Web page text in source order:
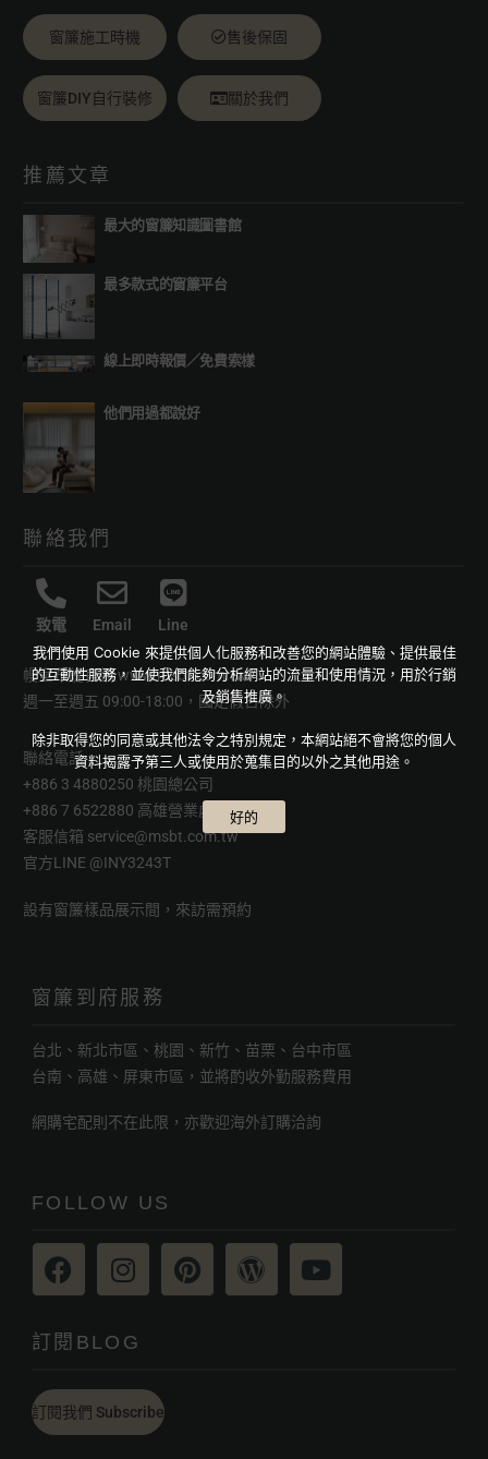
窗簾施工時機 售後保固
窗簾DIY自行裝修 關於我們
推薦文章
最大的窗簾知識圖書館
最多款式的窗簾平台
線上即時報價／免費索樣
他們用過都說好
聯絡我們
致電 Email Line
幔室布緹官網www.msbt.com.tw
週一至週五 09:00-18:00，國定假日除外
聯絡電話
+886 3 4880250 桃園總公司
+886 7 6522880 高雄營業處
客服信箱 service@msbt.com.tw
官方LINE @INY3243T
設有窗簾樣品展示間，來訪需預約
窗簾到府服務
台北、新北市區、桃園、新竹、苗栗、台中市區
台南、高雄、屏東市區，並將酌收外勤服務費用
網購宅配則不在此限，亦歡迎海外訂購洽詢
FOLLOW US
訂閱BLOG
訂閱我們 Subscribe
我們使用 Cookie 來提供個人化服務和改善您的網站體驗、提供最佳
的互動性服務，並使我們能夠分析網站的流量和使用情況，用於行銷
及銷售推廣。
除非取得您的同意或其他法令之特別規定，本網站絕不會將您的個人
資料揭露予第三人或使用於蒐集目的以外之其他用途。
好的